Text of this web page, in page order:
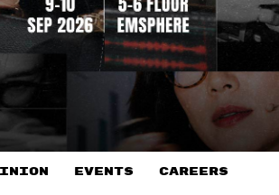
EVENTS CAREERS